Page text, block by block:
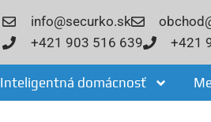
info@securko.sk
+421 903 516 639
+421
Inteligentná domácnosť